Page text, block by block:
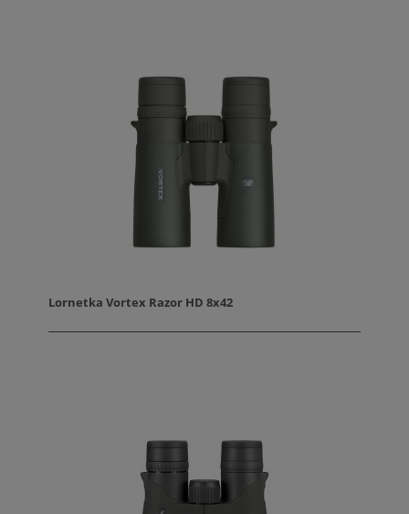
Lornetka Vortex Razor HD 8x42